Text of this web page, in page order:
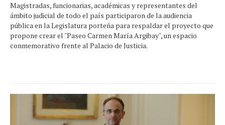
Magistradas, funcionarias, académicas y representantes del
ámbito judicial de todo el país participaron de la audiencia
pública en la Legislatura porteña para respaldar el proyecto que
propone crear el "Paseo Carmen María Argibay", un espacio
conmemorativo frente al Palacio de Justicia.